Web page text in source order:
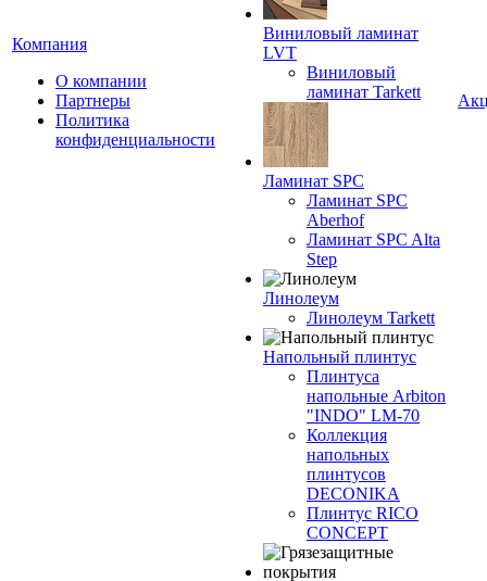
Компания
О компании
Партнеры
Политика
конфиденциальности
Виниловый ламинат
LVT
Виниловый
ламинат Tarkett
Ламинат SPC
Ламинат SPC
Aberhof
Ламинат SPC Alta
Step
Линолеум
Линолеум Tarkett
Напольный плинтус
Плинтуса
напольные Arbiton
"INDO" LM-70
Коллекция
напольных
плинтусов
DECONIKA
Плинтус RICO
CONCEPT